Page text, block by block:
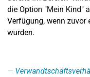
die Option "Mein Kind"
Verfügung, wenn zuvor
wurden.